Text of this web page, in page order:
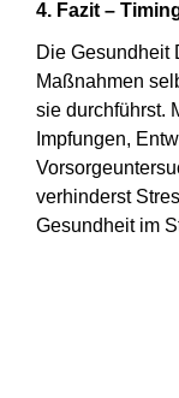
4. Fazit –
Die Gesundheit
Maßnahmen
sie durchführst.
Impfungen,
verhinderst
Gesundheit im